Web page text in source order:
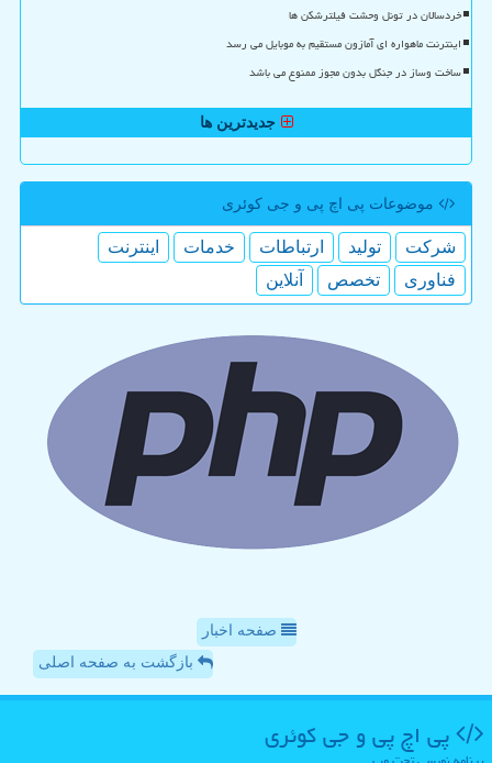
خردسالان در تونل وحشت فیلترشکن ها
اینترنت ماهواره ای آمازون مستقیم به موبایل می رسد
ساخت وساز در جنگل بدون مجوز ممنوع می باشد
جدیدترین ها
موضوعات پی اچ پی و جی كوئری
شركت تولید ارتباطات خدمات
اینترنت
فناوری
تخصص آنلاین
صفحه اخبار
بازگشت به صفحه اصلی
پی اچ پی و جی كوئری